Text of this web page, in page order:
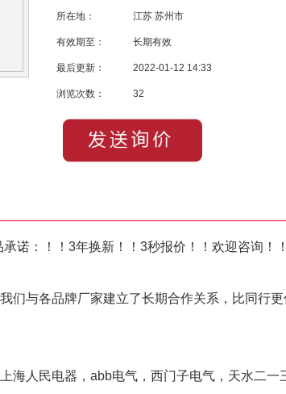
所在地： 江苏 苏州市
有效期至： 长期有效
最后更新： 2022-01-12 14:33
浏览次数： 32
诺：！！3年换新！！3秒报价！！欢迎咨询！！
们与各品牌厂家建立了长期合作关系，比同行
海人民电器，abb电气，西门子电气，天水二